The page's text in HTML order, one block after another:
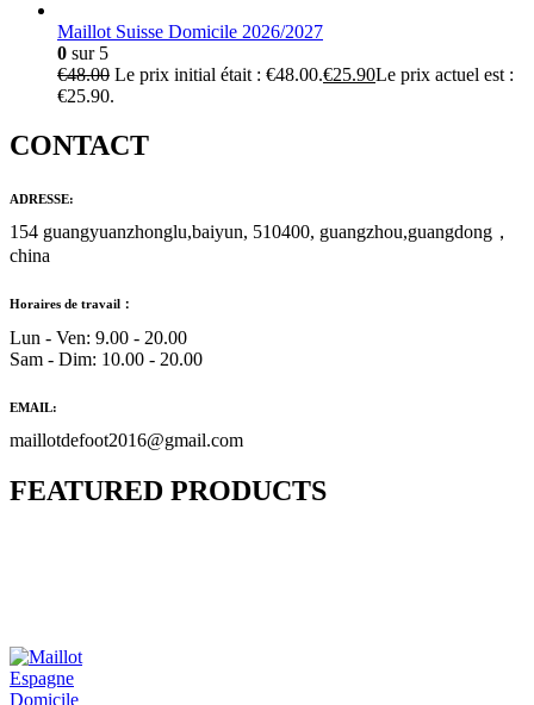
Maillot Suisse Domicile 2026/2027
0 sur 5
€48.00 Le prix initial était : €48.00.€25.90Le prix actuel est :
€25.90.
CONTACT
ADRESSE:
154 guangyuanzhonglu,baiyun, 510400, guangzhou,guangdong，
china
Horaires de travail：
Lun - Ven: 9.00 - 20.00
Sam - Dim: 10.00 - 20.00
EMAIL:
maillotdefoot2016@gmail.com
FEATURED PRODUCTS